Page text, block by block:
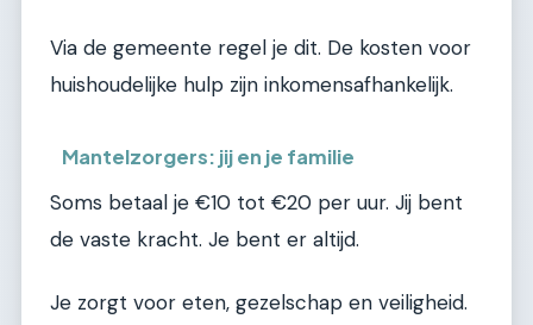
Via de gemeente regel je dit. De kosten voor
huishoudelijke hulp zijn inkomensafhankelijk.
Mantelzorgers: jij en je familie
Soms betaal je €10 tot €20 per uur. Jij bent
de vaste kracht. Je bent er altijd.
Je zorgt voor eten, gezelschap en veiligheid.